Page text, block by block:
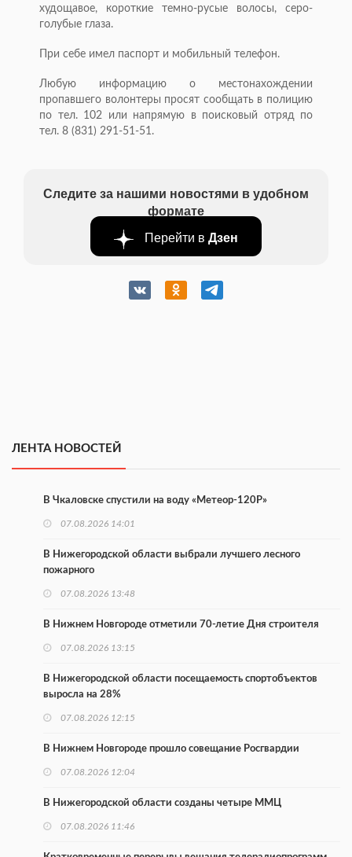
худощавое, короткие темно-русые волосы, серо-
голубые глаза.
При себе имел паспорт и мобильный телефон.
Любую информацию о местонахождении
пропавшего волонтеры просят сообщать в полицию
по тел. 102 или напрямую в поисковый отряд по
тел. 8 (831) 291-51-51.
Следите за нашими новостями в удобном
формате
Перейти в Дзен
ЛЕНТА НОВОСТЕЙ
В Чкаловске спустили на воду «Метеор-120Р»
07.08.2026 14:01
В Нижегородской области выбрали лучшего лесного
пожарного
07.08.2026 13:48
В Нижнем Новгороде отметили 70-летие Дня строителя
07.08.2026 13:15
В Нижегородской области посещаемость спортобъектов
выросла на 28%
07.08.2026 12:15
В Нижнем Новгороде прошло совещание Росгвардии
07.08.2026 12:04
В Нижегородской области созданы четыре ММЦ
07.08.2026 11:46